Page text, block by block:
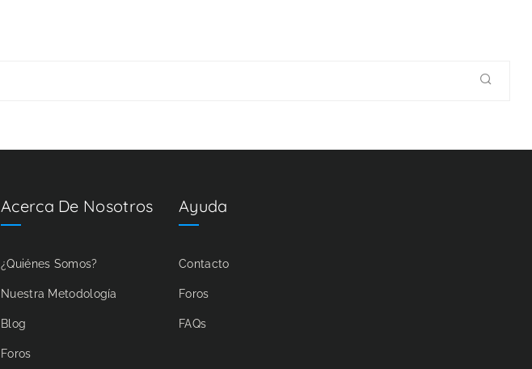
Acerca De Nosotros
¿Quiénes Somos?
Nuestra Metodología
Blog
Foros
Ayuda
Contacto
Foros
FAQs